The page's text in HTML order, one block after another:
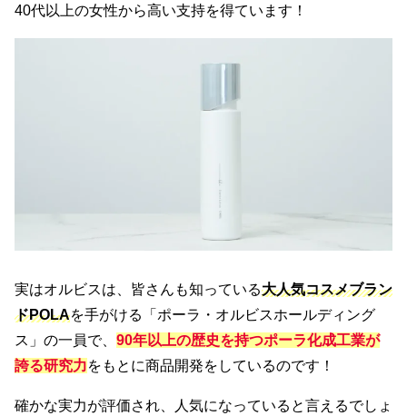
40代以上の女性から高い支持を得ています！
実はオルビスは、皆さんも知っている大人気コスメブラン
ドPOLAを手がける「ポーラ・オルビスホールディング
ス」の一員で、 90年以上の歴史を持つポーラ化成工業が
誇る研究力をもとに商品開発をしているのです！
確かな実力が評価され、人気になっていると言えるでしょ